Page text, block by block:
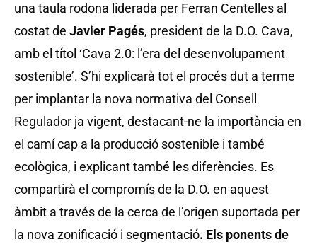
una taula rodona liderada per Ferran Centelles al
costat de Javier Pagés, president de la D.O. Cava,
amb el títol ‘Cava 2.0: l’era del desenvolupament
sostenible’. S’hi explicarà tot el procés dut a terme
per implantar la nova normativa del Consell
Regulador ja vigent, destacant-ne la importància en
el camí cap a la producció sostenible i també
ecològica, i explicant també les diferències. Es
compartirà el compromís de la D.O. en aquest
àmbit a través de la cerca de l’origen suportada per
la nova zonificació i segmentació. Els ponents de